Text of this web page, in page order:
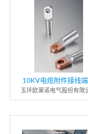
10KV电缆附件接线
玉环欧莱诺电气股份有限